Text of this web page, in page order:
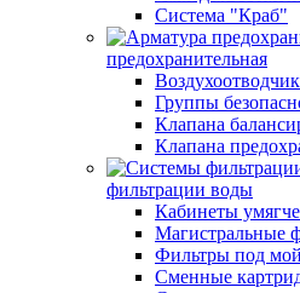
Система "Краб"
предохранительная
Группы
Клапана
Клапана
фильтрации воды
Кабинеты
Магистральные
Фильтры под
Сменные